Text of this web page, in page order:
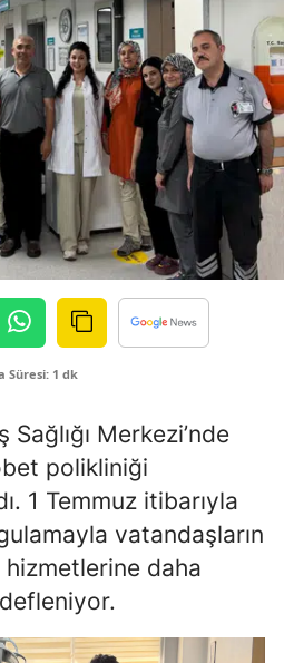
Bolu
Burdur
Bursa
Çanakkale
Çankırı
Çorum
Denizli
Diyarbakır
Elazığ
Erzincan
Erzurum
Eskişehir
Giresun
Süresi: 1 dk
Merkezi’nde
polikliniği
1 Temmuz itibarıyla
vatandaşların
hizmetlerine daha